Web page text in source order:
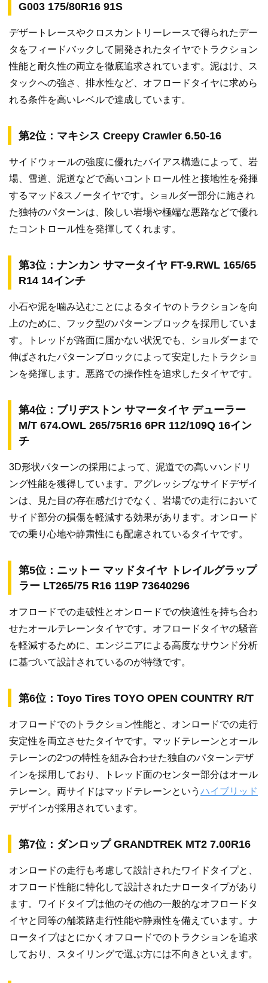
G003 175/80R16 91S
デザートレースやクロスカントリーレースで得られたデー
タをフィードバックして開発されたタイヤでトラクション
性能と耐久性の両立を徹底追求されています。泥はけ、ス
タックへの強さ、排水性など、オフロードタイヤに求めら
れる条件を高いレベルで達成しています。
第2位：マキシス Creepy Crawler 6.50-16
サイドウォールの強度に優れたバイアス構造によって、岩
場、雪道、泥道などで高いコントロール性と接地性を発揮
するマッド&スノータイヤです。ショルダー部分に施され
た独特のパターンは、険しい岩場や極端な悪路などで優れ
たコントロール性を発揮してくれます。
第3位：ナンカン サマータイヤ FT-9.RWL 165/65
R14 14インチ
小石や泥を噛み込むことによるタイヤのトラクションを向
上のために、フック型のパターンブロックを採用していま
す。トレッドが路面に届かない状況でも、ショルダーまで
伸ばされたパターンブロックによって安定したトラクショ
ンを発揮します。悪路での操作性を追求したタイヤです。
第4位：ブリヂストン サマータイヤ デューラー
M/T 674.OWL 265/75R16 6PR 112/109Q 16イン
チ
3D形状パターンの採用によって、泥道での高いハンドリ
ング性能を獲得しています。アグレッシブなサイドデザイ
ンは、見た目の存在感だけでなく、岩場での走行において
サイド部分の損傷を軽減する効果があります。オンロード
での乗り心地や静粛性にも配慮されているタイヤです。
第5位：ニットー マッドタイヤ トレイルグラップ
ラー LT265/75 R16 119P 73640296
オフロードでの走破性とオンロードでの快適性を持ち合わ
せたオールテレーンタイヤです。オフロードタイヤの騒音
を軽減するために、エンジニアによる高度なサウンド分析
に基づいて設計されているのが特徴です。
第6位：Toyo Tires TOYO OPEN COUNTRY R/T
オフロードでのトラクション性能と、オンロードでの走行
安定性を両立させたタイヤです。マッドテレーンとオール
テレーンの2つの特性を組み合わせた独自のパターンデザ
インを採用しており、トレッド面のセンター部分はオール
テレーン。両サイドはマッドテレーンという ハイブリッド
デザインが採用されています。
第7位：ダンロップ GRANDTREK MT2 7.00R16
オンロードの走行も考慮して設計されたワイドタイプと、
オフロード性能に特化して設計されたナロータイプがあり
ます。ワイドタイプは他のその他の一般的なオフロードタ
イヤと同等の舗装路走行性能や静粛性を備えています。ナ
ロータイプはとにかくオフロードでのトラクションを追求
しており、スタイリングで選ぶ方には不向きといえます。